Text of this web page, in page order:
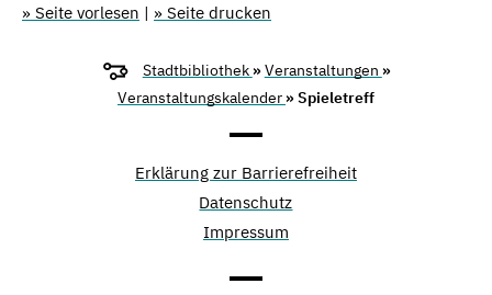
» Seite vorlesen | » Seite drucken
Stadtbibliothek »Veranstaltungen »
Veranstaltungskalender » Spieletreff
Erklärung zur Barrierefreiheit
Datenschutz
Impressum